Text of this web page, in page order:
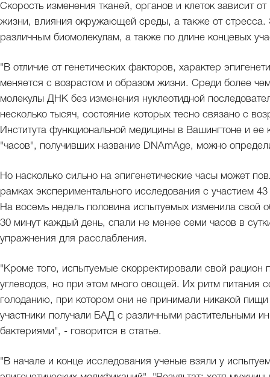
Скорость изменения тканей, органов и клеток зависит
жизни, влияния окружающей среды, а также от
различным биомолекулам, а также по длине концевых
"В отличие от генетических факторов, характер
меняется с возрастом и образом жизни. Среди более
молекулы ДНК без изменения нуклеотидной
несколько тысяч, состояние которых тесно связано с
Института функциональной медицины в Вашингтоне и
"часов", получивших название DNAmAge, можно
Но насколько сильно на эпигенетические часы может
рамках экспериментального исследования с участием
На восемь недель половина испытуемых изменила свой
30 минут каждый день, спали не менее семи часов в
упражнения для расслабления.
"Кроме того, испытуемые скорректировали свой рацион
углеводов, но при этом много овощей. Их ритм питания
голоданию, при котором они не принимали никакой
участники получали БАД с различными растительными
бактериями", - говорится в статье.
"В начале и конце исследования ученые взяли у